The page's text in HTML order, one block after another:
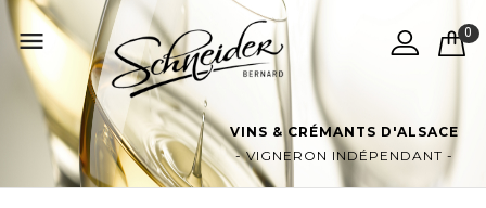
 0
VINS & CRÉMANTS D'ALSACE
- VIGNERON INDÉPENDANT -